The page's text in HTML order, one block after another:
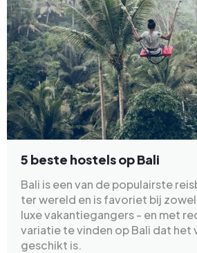
5 beste hostels op Bali
Bali is een van de populairste
ter wereld en is favoriet bij
luxe vakantiegangers - en met
variatie te vinden op Bali dat het
geschikt is.